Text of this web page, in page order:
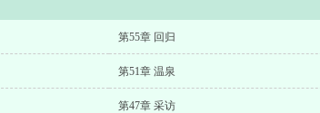
第55章 回归
第51章 温泉
第47章 采访